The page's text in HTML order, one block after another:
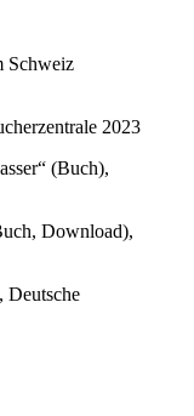
Schweiz
2023
(Buch),
Download),
Deutsche